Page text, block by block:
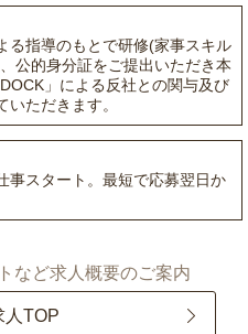
る指導のもとで研修(家事スキル
公的身分証をご提出いただき本
」による反社との関与及び
ただきます。
事スタート。最短で応募翌日か
など求人概要のご案内
人TOP